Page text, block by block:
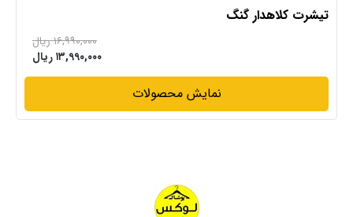
تیشرت کلاهدار گنگ
۱۶,۹۹۰,۰۰۰ ریال
۱۳,۹۹۰,۰۰۰ ریال
نمایش محصولات